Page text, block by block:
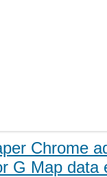
Chrome
G Map data